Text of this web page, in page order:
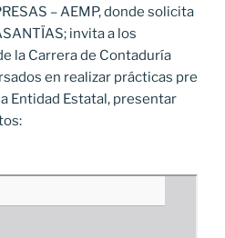
– AEMP, donde solicita
invita a los
la Carrera de Contaduría
en realizar prácticas pre
Entidad Estatal, presentar